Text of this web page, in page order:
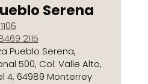
Serena
2115
Pueblo Serena,
500, Col. Valle Alto,
4, 64989 Monterrey